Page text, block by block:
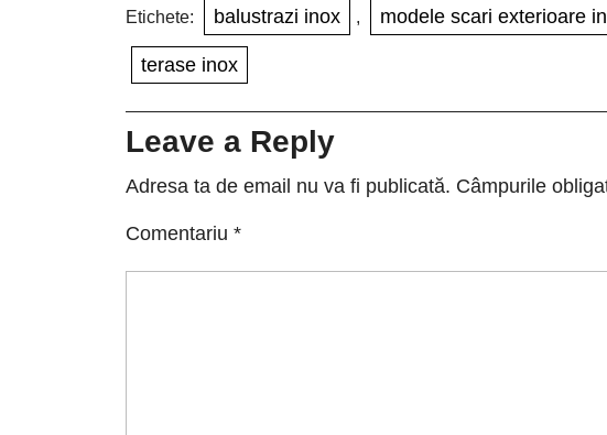
Etichete: balustrazi inox , modele scari exterioare
terase inox
Leave a Reply
Adresa ta de email nu va fi publicată. Câmpurile
Comentariu *